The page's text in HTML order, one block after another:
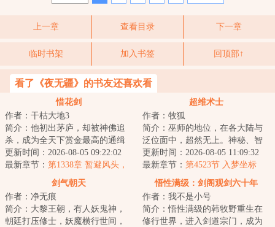
上一章 查看目录 下一章
临时书架 加入书签 回顶部↑
看了《夜无疆》的书友还喜欢看
惜花剑
作者：干枯大地3
简介：他初出茅庐，却被神佛追
杀，成为全天下赏金最高的通缉
犯。他本心善良，却遭小人诬
陷，阴差阳错地当...
更新时间：2026-08-05 09:22:02
最新章节： 第1338章 暂避风头，
超维术士
作者：牧狐
简介：巫师的地位，在各大陆与
泛位面中，超然无上。神秘、智
慧、残忍、血腥，俨然是巫师的
代名词。但真实...
更新时间：2026-08-05 11:09:32
最新章节： 第4523节 入梦坐标
剑气朝天
作者：净无痕
简介：大黎王朝，有人妖鬼神，
朝廷打压修士，妖魔横行世间，
悟性满级：剑阁观剑六十年
作者：我不是小号
简介：悟性满级的韩牧野重生在
修行世界，进入剑道宗门，成为